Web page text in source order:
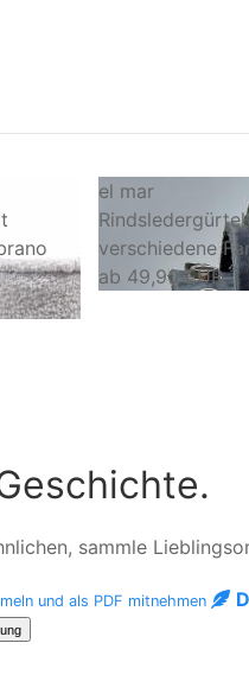
el mar
verschiedene
ab 49,90 EUR
sammle
und als PDF mitnehmen